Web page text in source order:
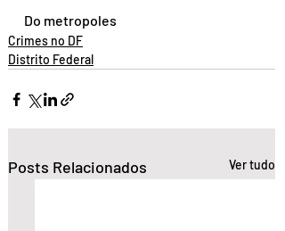
Do metropoles
Crimes no DF
Distrito Federal
Posts Relacionados Ver tudo